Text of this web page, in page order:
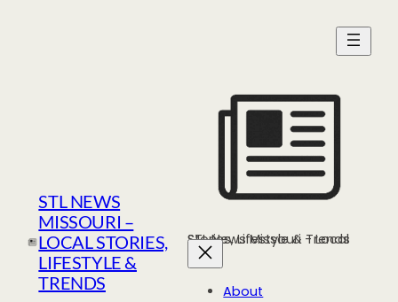
STL NEWS
MISSOURI –
LOCAL STORIES,
LIFESTYLE &
TRENDS
STL News Missouri - Local Stories, Lifestyle & Trends
About